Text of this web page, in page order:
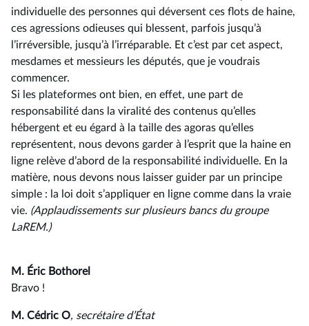
individuelle des personnes qui déversent ces flots de haine,
ces agressions odieuses qui blessent, parfois jusqu’à
l’irréversible, jusqu’à l’irréparable. Et c’est par cet aspect,
mesdames et messieurs les députés, que je voudrais
commencer.
Si les plateformes ont bien, en effet, une part de
responsabilité dans la viralité des contenus qu’elles
hébergent et eu égard à la taille des agoras qu’elles
représentent, nous devons garder à l’esprit que la haine en
ligne relève d’abord de la responsabilité individuelle. En la
matière, nous devons nous laisser guider par un principe
simple : la loi doit s’appliquer en ligne comme dans la vraie
vie. (Applaudissements sur plusieurs bancs du groupe
LaREM.)
M. Éric Bothorel
Bravo !
M. Cédric O, secrétaire d’État